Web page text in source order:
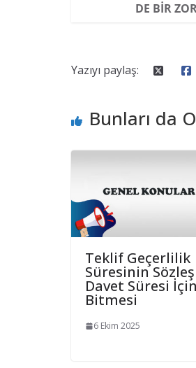
DE BIR
Yazıyı paylaş:
Bunları da
Teklif Geçerlilik
Süresinin
Davet Süresi
Bitmesi
6 Ekim 2025